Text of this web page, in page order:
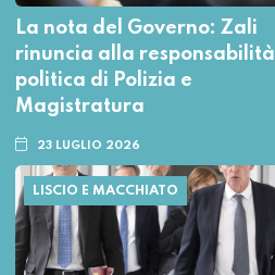
La nota del Governo: Zali
rinuncia alla responsabilità
politica di Polizia e
Magistratura
23 LUGLIO 2026
LISCIO E MACCHIATO